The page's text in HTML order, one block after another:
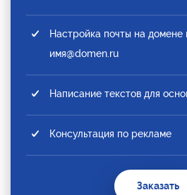
Настройка почты на домене
имя@domen.ru
Написание текстов для
Консультация по рекламе
Заказать